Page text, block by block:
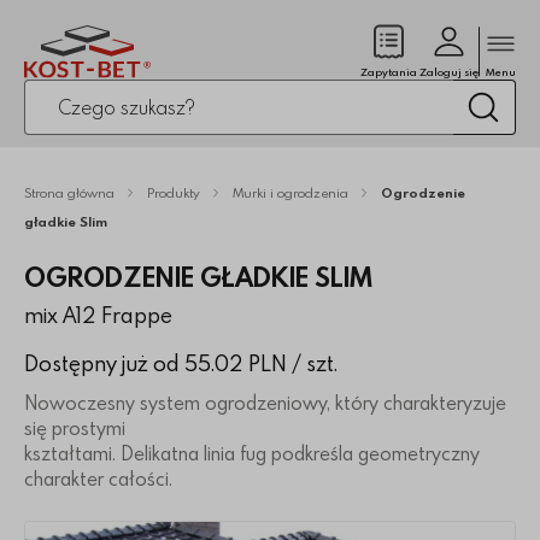
Po kliknięciu przycisku fraza zostanie wyszukana
Zapytania
(pusty)Zaloguj się Menu
Strona główna Produkty Murki i ogrodzenia
Ogrodzenie
gładkie Slim
OGRODZENIE GŁADKIE SLIM
mix A12 Frappe
Dostępny już od 55.02 PLN / szt.
Nowoczesny system ogrodzeniowy, który charakteryzuje
się prostymi
kształtami. Delikatna linia fug podkreśla geometryczny
charakter całości.